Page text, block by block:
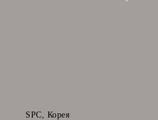
SPC, Корея